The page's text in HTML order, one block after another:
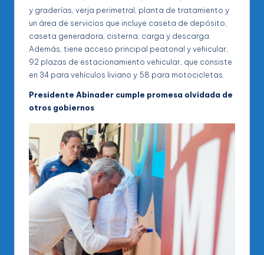
y graderías, verja perimetral, planta de tratamiento y
un área de servicios que incluye caseta de depósito,
caseta generadora, cisterna, carga y descarga.
Además, tiene acceso principal peatonal y vehicular,
92 plazas de estacionamiento vehicular, que consiste
en 34 para vehículos liviano y 58 para motocicletas.
Presidente Abinader cumple promesa olvidada de
otros gobiernos